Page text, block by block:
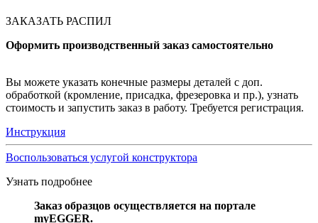
ЗАКАЗАТЬ РАСПИЛ
Оформить производственный заказ самостоятельно
Вы можете указать конечные размеры деталей с доп.
обработкой (кромление, присадка, фрезеровка и пр.), узнать
стоимость и запустить заказ в работу. Требуется регистрация.
Инструкция
Воспользоваться услугой конструктора
Узнать подробнее
Заказ образцов осуществляется на портале
myEGGER.